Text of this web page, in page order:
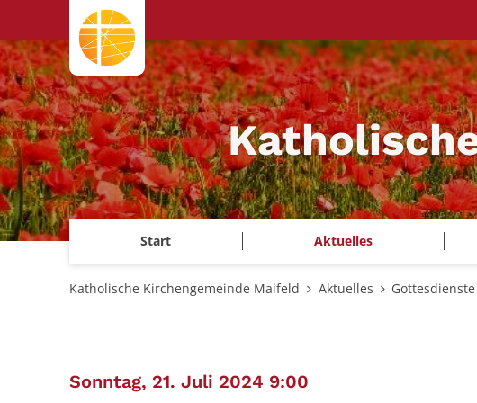
Zum Inhalt springen
Start Aktuelles
Katholische Kirchengemeinde Maifeld Aktuelles Gottesdienste
Sonntag, 21. Juli 2024 9:00